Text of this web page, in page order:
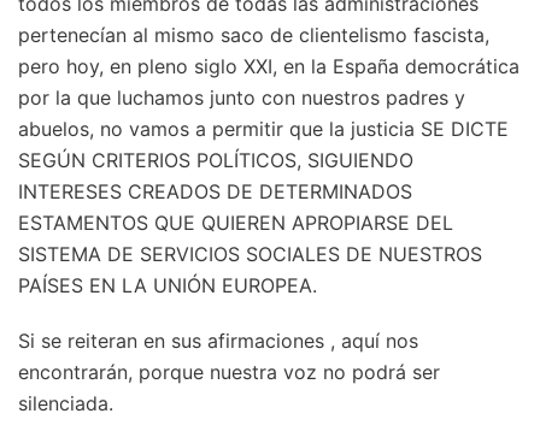
pertenecían al mismo saco de clientelismo fascista,
pero hoy, en pleno siglo XXI, en la España democrática
por la que luchamos junto con nuestros padres y
abuelos, no vamos a permitir que la justicia SE DICTE
SEGÚN CRITERIOS POLÍTICOS, SIGUIENDO
INTERESES CREADOS DE DETERMINADOS
ESTAMENTOS QUE QUIEREN APROPIARSE DEL
SISTEMA DE SERVICIOS SOCIALES DE NUESTROS
PAÍSES EN LA UNIÓN EUROPEA.
Si se reiteran en sus afirmaciones , aquí nos
encontrarán, porque nuestra voz no podrá ser
silenciada.